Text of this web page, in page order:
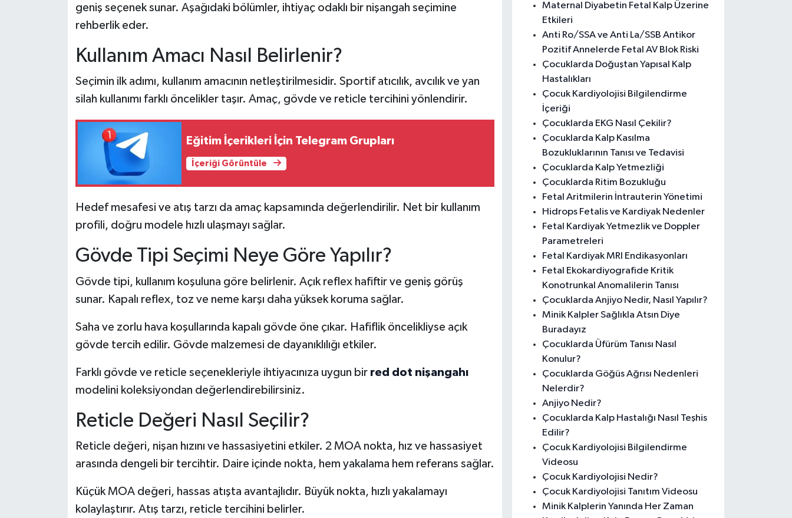
geniş seçenek sunar. Aşağıdaki bölümler, ihtiyaç odaklı bir nişangah seçimine
rehberlik eder.
Kullanım Amacı Nasıl Belirlenir?
Seçimin ilk adımı, kullanım amacının netleştirilmesidir. Sportif atıcılık, avcılık ve yan
silah kullanımı farklı öncelikler taşır. Amaç, gövde ve reticle tercihini yönlendirir.
Eğitim İçerikleri İçin Telegram Grupları
İçeriği Görüntüle
Hedef mesafesi ve atış tarzı da amaç kapsamında değerlendirilir. Net bir kullanım
profili, doğru modele hızlı ulaşmayı sağlar.
Gövde Tipi Seçimi Neye Göre Yapılır?
Gövde tipi, kullanım koşuluna göre belirlenir. Açık reflex hafiftir ve geniş görüş
sunar. Kapalı reflex, toz ve neme karşı daha yüksek koruma sağlar.
Saha ve zorlu hava koşullarında kapalı gövde öne çıkar. Hafiflik öncelikliyse açık
gövde tercih edilir. Gövde malzemesi de dayanıklılığı etkiler.
Farklı gövde ve reticle seçenekleriyle ihtiyacınıza uygun bir red dot nişangahı
modelini koleksiyondan değerlendirebilirsiniz.
Reticle Değeri Nasıl Seçilir?
Reticle değeri, nişan hızını ve hassasiyetini etkiler. 2 MOA nokta, hız ve hassasiyet
arasında dengeli bir tercihtir. Daire içinde nokta, hem yakalama hem referans sağlar.
Küçük MOA değeri, hassas atışta avantajlıdır. Büyük nokta, hızlı yakalamayı
kolaylaştırır. Atış tarzı, reticle tercihini belirler.
Maternal Diyabetin Fetal Kalp Üzerine
Etkileri
Anti Ro/SSA ve Anti La/SSB Antikor
Pozitif Annelerde Fetal AV Blok Riski
Çocuklarda Doğuştan Yapısal Kalp
Hastalıkları
Çocuk Kardiyolojisi Bilgilendirme
İçeriği
Çocuklarda EKG Nasıl Çekilir?
Çocuklarda Kalp Kasılma
Bozukluklarının Tanısı ve Tedavisi
Çocuklarda Kalp Yetmezliği
Çocuklarda Ritim Bozukluğu
Fetal Aritmilerin İntrauterin Yönetimi
Hidrops Fetalis ve Kardiyak Nedenler
Fetal Kardiyak Yetmezlik ve Doppler
Parametreleri
Fetal Kardiyak MRI Endikasyonları
Fetal Ekokardiyografide Kritik
Konotrunkal Anomalilerin Tanısı
Çocuklarda Anjiyo Nedir, Nasıl Yapılır?
Minik Kalpler Sağlıkla Atsın Diye
Buradayız
Çocuklarda Üfürüm Tanısı Nasıl
Konulur?
Çocuklarda Göğüs Ağrısı Nedenleri
Nelerdir?
Anjiyo Nedir?
Çocuklarda Kalp Hastalığı Nasıl Teşhis
Edilir?
Çocuk Kardiyolojisi Bilgilendirme
Videosu
Çocuk Kardiyolojisi Nedir?
Çocuk Kardiyolojisi Tanıtım Videosu
Minik Kalplerin Yanında Her Zaman